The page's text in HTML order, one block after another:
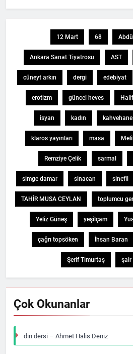
12 Mart 68
Ankara Sanat Tiyatrosu AST
cüneyt arkın dergi edebiyat
erotizm güncel heves
isyan kadın kahvehane
klaros yayınları masa
Remziye Çelik sarmal
simge damar sinacan sinefil
TAHİR MUSA CEYLAN toplumcu
Yeliz Güneş yeşilçam
çağrı topsöken İhsan Baran
Şerif Timurtaş şair
Çok Okunanlar
dın dersi – Ahmet Halis Deniz